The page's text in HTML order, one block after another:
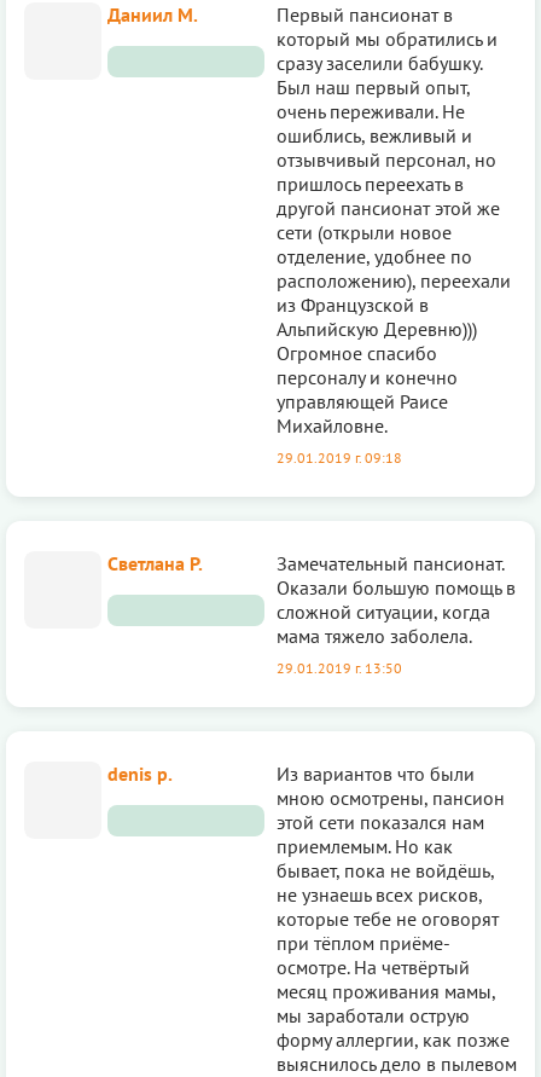
Даниил М.
Первый пансионат в
который мы обратились и
сразу заселили бабушку.
Был наш первый опыт,
очень переживали. Не
ошиблись, вежливый и
отзывчивый персонал, но
пришлось переехать в
другой пансионат этой же
сети (открыли новое
отделение, удобнее по
расположению), переехали
из Французской в
Альпийскую Деревню)))
Огромное спасибо
персоналу и конечно
управляющей Раисе
Михайловне.
29.01.2019 г. 09:18
Светлана Р.
Замечательный пансионат.
Оказали большую помощь в
сложной ситуации, когда
мама тяжело заболела.
29.01.2019 г. 13:50
denis p.
Из вариантов что были
мною осмотрены, пансион
этой сети показался нам
приемлемым. Но как
бывает, пока не войдёшь,
не узнаешь всех рисков,
которые тебе не оговорят
при тёплом приёме-
осмотре. На четвёртый
месяц проживания мамы,
мы заработали острую
форму аллергии, как позже
выяснилось дело в пылевом